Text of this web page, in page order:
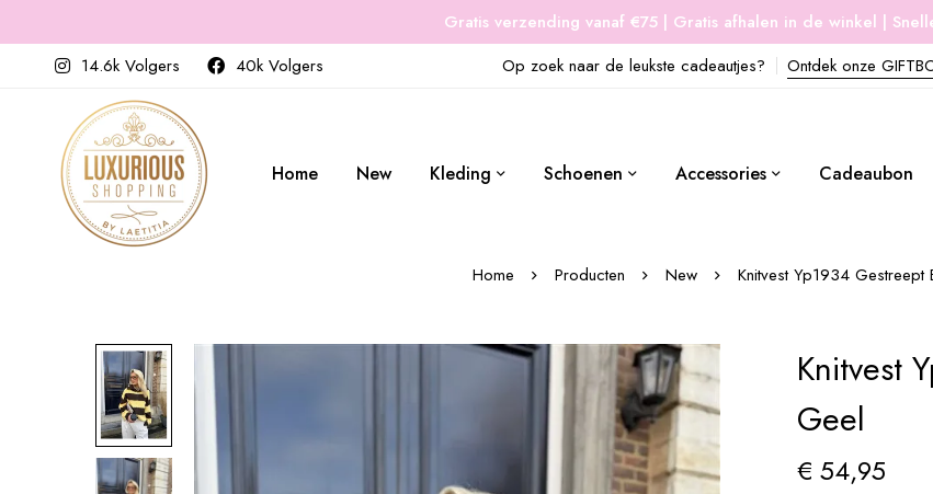
Gratis verzending vanaf €75 | Gratis afhalen in de winkel |
14.6k Volgers
40k Volgers Op zoek naar de leukste cadeautjes? Ontdek onze
Home New Kleding Schoenen Accessories Cadeaubon
Home Producten New Knitvest Yp1934 Gestreept
Knitvest
Geel
€ 54,95